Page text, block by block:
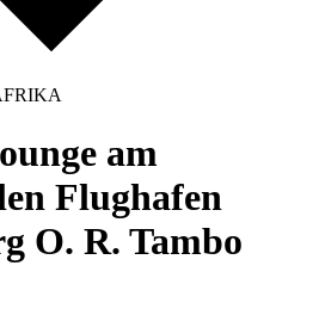
am
Flughafen
O. R. Tambo